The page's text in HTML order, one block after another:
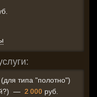
типа "полотно")
— 2 000 руб.